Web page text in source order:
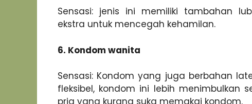
Sensasi: jenis ini memiliki tambahan
ekstra untuk mencegah kehamilan.
6. Kondom wanita
Sensasi: Kondom yang juga berbahan
fleksibel, kondom ini lebih menimbulkan